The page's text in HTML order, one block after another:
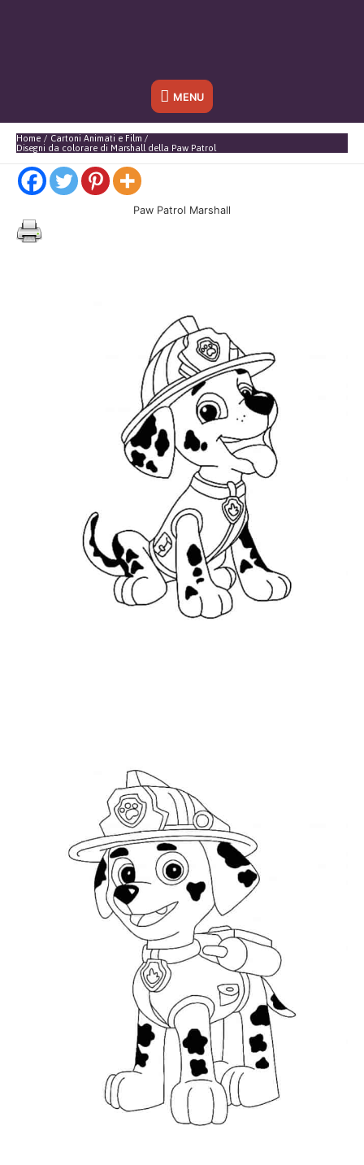
Sotto
l'header
MENU
Home Cartoni Animati e Film
Disegni da colorare di Marshall della Paw Patrol
Paw Patrol Marshall